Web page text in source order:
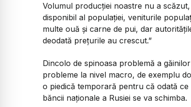
Volumul producției noastre nu a
disponibil al populației, veniturile
multe ouă și carne de pui, dar
deodată prețurile au crescut.”
Dincolo de spinoasa problemă a
probleme la nivel macro, de exemplu
o piedică temporară pentru că odată
băncii naționale a Rusiei se va schimba.